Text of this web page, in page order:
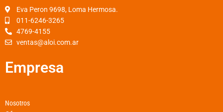
o
r
Eva Peron 9698, Loma Hermosa.
011-6246-3265
4769-4155
ventas@aloi.com.ar
Empresa
Nosotros